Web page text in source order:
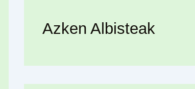
Azken Albisteak